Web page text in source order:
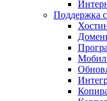
Поддержка